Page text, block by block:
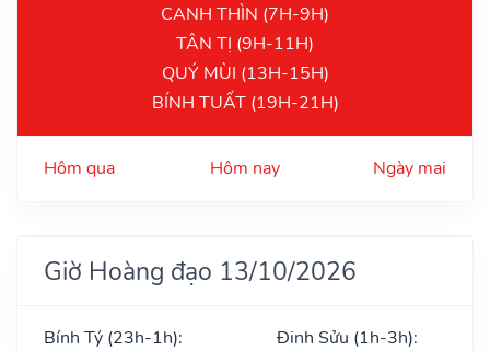
CANH THÌN (7H-9H)
TÂN TỊ (9H-11H)
QUÝ MÙI (13H-15H)
BÍNH TUẤT (19H-21H)
Hôm qua Hôm nay Ngày mai
Giờ Hoàng đạo 13/10/2026
Bính Tý (23h-1h):
Đinh Sửu (1h-3h):